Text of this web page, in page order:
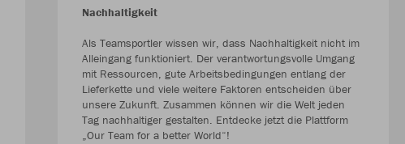
Nachhaltigkeit
Als Teamsportler wissen wir, dass Nachhaltigkeit nicht im
Alleingang funktioniert. Der verantwortungsvolle Umgang
mit Ressourcen, gute Arbeitsbedingungen entlang der
Lieferkette und viele weitere Faktoren entscheiden über
unsere Zukunft. Zusammen können wir die Welt jeden
Tag nachhaltiger gestalten. Entdecke jetzt die Plattform
„Our Team for a better World“!